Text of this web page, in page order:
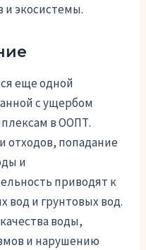
и экосистемы.
еще одной
с ущербом
в ООПТ.
отходов, попадание
и
приводят к
вод и грунтовых вод.
воды,
и нарушению